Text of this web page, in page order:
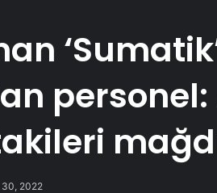
personel:
30, 2022